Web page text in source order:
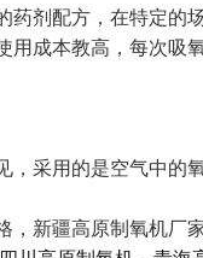
剂配方，在特定的
用成本教高，每次吸
采用的是空气中的
，新疆高原制氧机厂